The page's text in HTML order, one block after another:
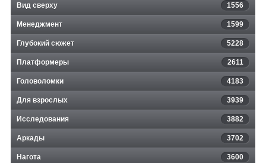
Вид сверху 1556
Менеджмент 1599
Глубокий сюжет 5228
Платформеры 2611
Головоломки 4183
Для взрослых 3939
Исследования 3882
Аркады 3702
Нагота 3600